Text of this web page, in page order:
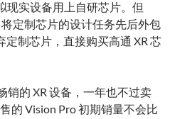
现实设备用上自研芯片。但
定制芯片的设计任务先后外包
制芯片，直接购买高通 XR 芯
销的 XR 设备，一年也不过卖
的 Vision Pro 初期销量不会比